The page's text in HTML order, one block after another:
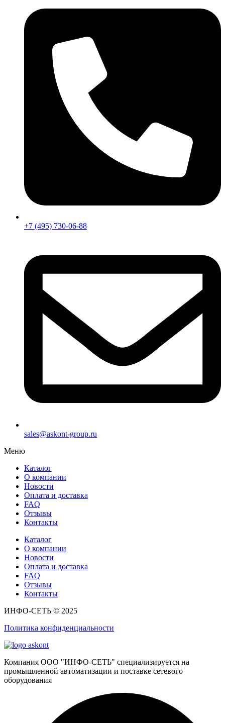
+7 (495) 730-06-88
sales@askont-group.ru
Меню
Каталог
О компании
Новости
Оплата и доставка
FAQ
Отзывы
Контакты
Каталог
О компании
Новости
Оплата и доставка
FAQ
Отзывы
Контакты
ИНФО-СЕТЬ © 2025
Политика конфиденциальности
Компания ООО "ИНФО-СЕТЬ" специализируется на
промышленной автоматизации и поставке сетевого
оборудования